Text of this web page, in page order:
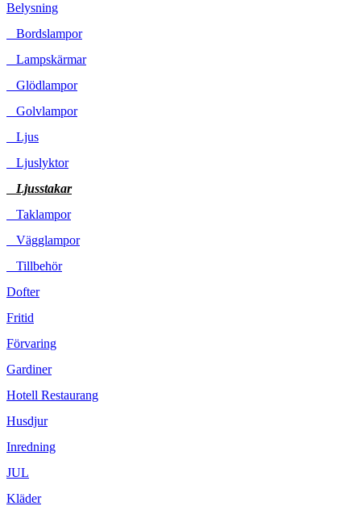
Belysning
Bordslampor
Lampskärmar
Glödlampor
Golvlampor
Ljus
Ljuslyktor
Ljusstakar
Taklampor
Vägglampor
Tillbehör
Dofter
Fritid
Förvaring
Gardiner
Hotell Restaurang
Husdjur
Inredning
JUL
Kläder